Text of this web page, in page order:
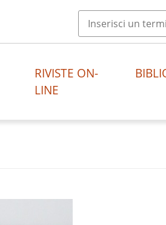
RIVISTE ON-
LINE